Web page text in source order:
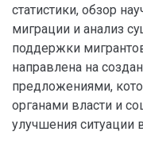
статистики, обзор
миграции и анализ
поддержки
направлена на
предложениями,
органами власти и
улучшения ситуации